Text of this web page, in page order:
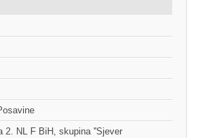
2. NL F BiH, skupina ''Sjever